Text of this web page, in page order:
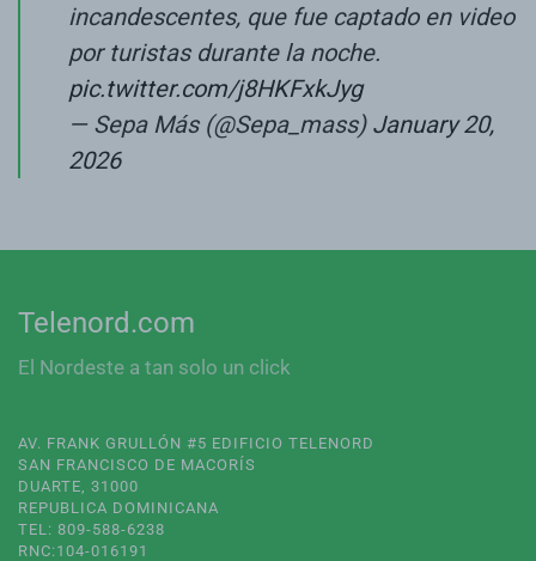
incandescentes, que fue captado en video
por turistas durante la noche.
pic.twitter.com/j8HKFxkJyg
— Sepa Más (@Sepa_mass) January 20,
2026
Telenord.com
El Nordeste a tan solo un click
AV. FRANK GRULLÓN #5 EDIFICIO TELENORD
SAN FRANCISCO DE MACORÍS
DUARTE, 31000
REPUBLICA DOMINICANA
TEL: 809-588-6238
RNC:104-016191